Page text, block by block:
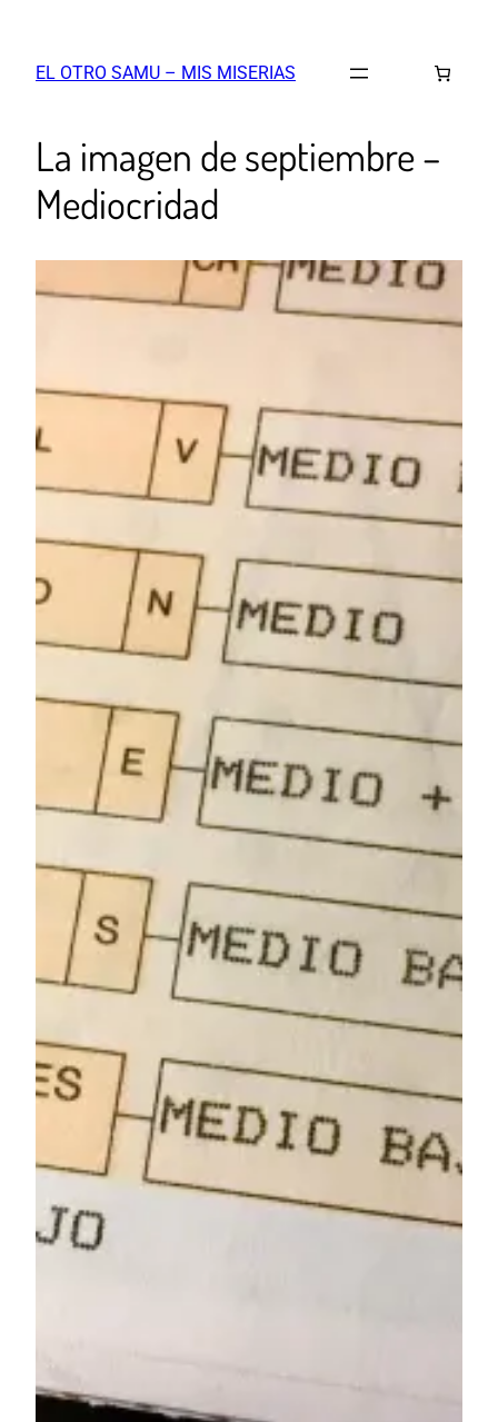
EL OTRO SAMU – MIS MISERIAS
La imagen de septiembre –
Mediocridad